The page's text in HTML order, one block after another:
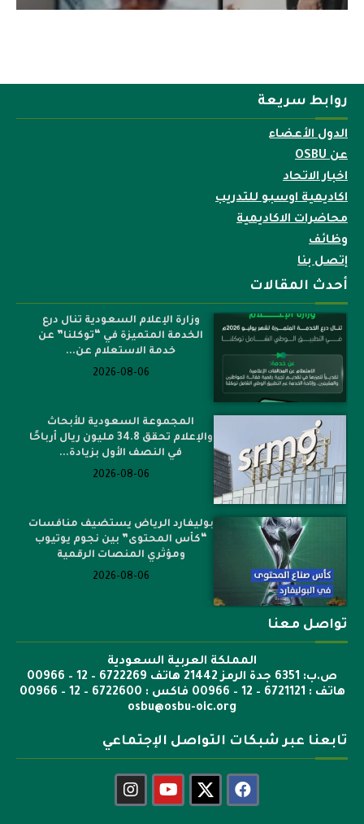
روابط سريعة
الدول الأعضاء
عن OSBU
اخبار الاتحاد
اكاديمية اوسبو للتدريب
محاضرات الاكاديمية
وظائف
إتصل بنا
أحدث المقالات
وزارة الإعلام السعودية تنال درع
الخدمة المتميزة في “توكلنا” عن
خدمة الاستعلام عن...
2026-08-06
المجموعة السعودية للأبحاث
والإعلام تحقق 34.8 مليون ريال أرباحًا
في النصف الأول بزيادة...
2026-08-06
بوليفارد الرياض يستضيف منافسات
“كأس المحتوى” بين نجوم يوتيوب
ومؤثري المنصات الرقمية
2026-08-06
تواصل معنا
المملكة العربية السعودية
ص.ب: 6351 جدة الرمز 21442 هاتف 6722269 – 12 – 00966
هاتف : 6721121 – 12 – 00966 فاكس : 6722600 – 12 – 00966
osbu@osbu-oic.org
تابعنا عبر شبكات التواصل الإجتماعي